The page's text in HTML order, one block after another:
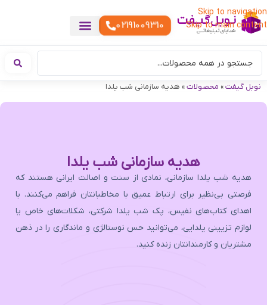
Skip to navigation
Skip to main content
02191009310
نوبل گیفت» محصولات» هدیه سازمانی شب یلدا
هدیه سازمانی شب یلدا
هدیه شب یلدا سازمانی، نمادی از سنت و اصالت ایرانی هستند که
فرصتی بی‌نظیر برای ارتباط عمیق با مخاطبانتان فراهم می‌کنند. با
اهدای کتاب‌های نفیس، پک شب یلدا شرکتی، شکلات‌های خاص یا
لوازم تزیینی یلدایی، می‌توانید حس نوستالژی و ماندگاری را در ذهن
مشتریان و کارمندانتان زنده کنید.